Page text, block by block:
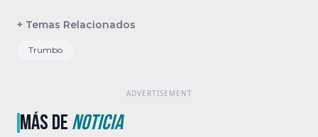
+ Temas Relacionados
Trumbo
MÁS DENOTICIA